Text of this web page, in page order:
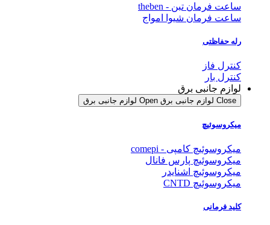
ساعت فرمان تبن - theben
ساعت فرمان شیوا امواج
رله حفاظتی
کنترل فاز
کنترل بار
لوازم جانبی برق
Close لوازم جانبی برق Open لوازم جانبی برق
میکروسوئیچ
میکروسوئیچ کامپی - comepi
میکروسوئیچ پارس فانال
میکروسوئیچ اشنایدر
میکروسوئیچ CNTD
کلید فرمانی